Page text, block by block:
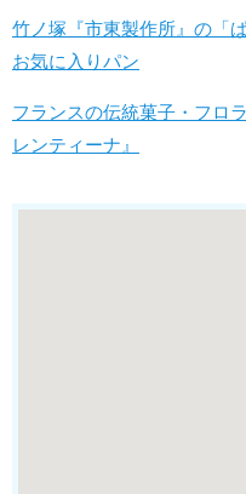
竹ノ塚『市東製作所』の「
お気に入りパン
フランスの伝統菓子・フロ
レンティーナ』